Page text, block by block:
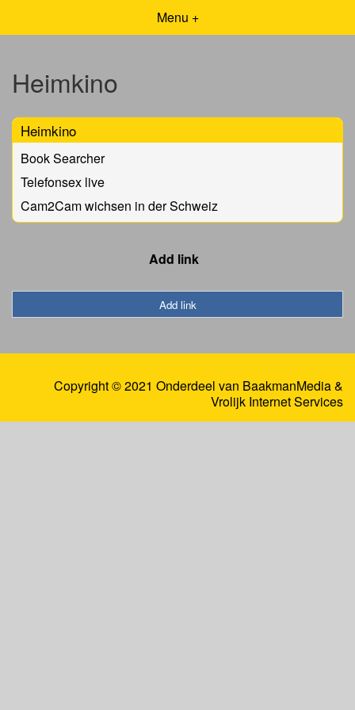
Menu +
Heimkino
Heimkino
Book Searcher
Telefonsex live
Cam2Cam wichsen in der Schweiz
Add link
Add link
Copyright © 2021 Onderdeel van BaakmanMedia&
Vrolijk Internet Services